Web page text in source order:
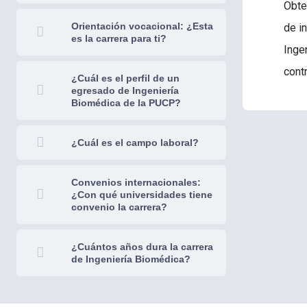
Orientación vocacional: ¿Esta
es la carrera para ti?
¿Cuál es el perfil de un
egresado de Ingeniería
Biomédica de la PUCP?
¿Cuál es el campo laboral?
Convenios internacionales:
¿Con qué universidades tiene
convenio la carrera?
¿Cuántos años dura la carrera
de Ingeniería Biomédica?
de